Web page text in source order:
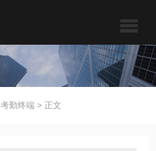
考勤终端 > 正文